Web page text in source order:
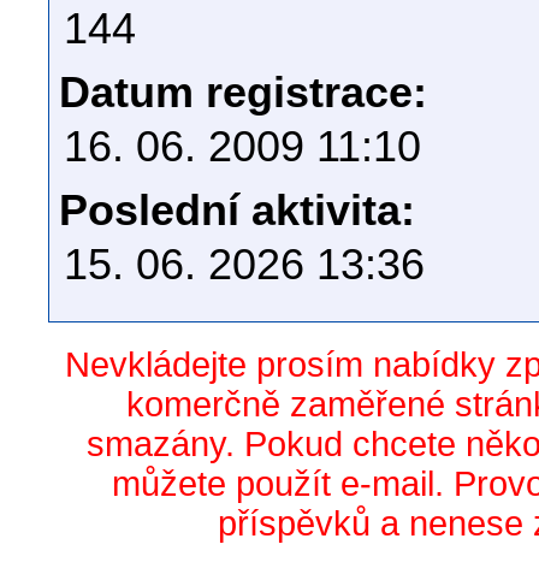
144
Datum registrace:
16. 06. 2009 11:10
Poslední aktivita:
15. 06. 2026 13:36
Nevkládejte prosím nabídky
komerčně zaměřené
smazány. Pokud chcete
můžete použít e-mail.
příspěvků a nenese